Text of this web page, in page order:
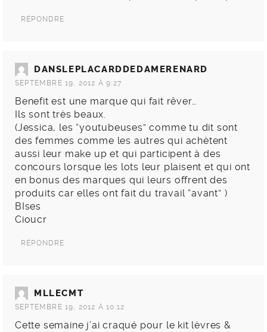
RÉPONDRE
DANSLEPLACARDDEDAMERENARD
SEPTEMBRE 19, 2012 À 9:27
Benefit est une marque qui fait rêver…
Ils sont très beaux.
(Jessica, les “youtubeuses” comme tu dit sont
des femmes comme les autres qui achètent
aussi leur make up et qui participent à des
concours lorsque les lots leur plaisent et qui ont
en bonus des marques qui leurs offrent des
produits car elles ont fait du travail “avant” )
BIses
Cioucr
RÉPONDRE
MLLECMT
SEPTEMBRE 19, 2012 À 10:12
Cette semaine j’ai craqué pour le kit lèvres &